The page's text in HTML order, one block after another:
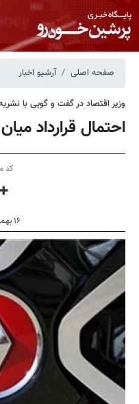
صفحه اصلی آرشیو اخبار
وزیر اقتصاد در گفت و گویی با
احتمال قرارداد
کد
۱۶ بهمن ۱۳۹۴ - ۱۹:۳۰